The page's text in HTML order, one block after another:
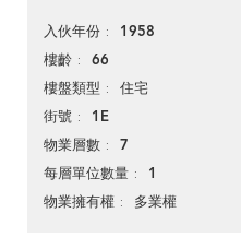
入伙年份 1958
樓齡 66
樓盤類型 住宅
街號 1E
物業層數 7
每層單位數量 1
物業擁有權 多業權